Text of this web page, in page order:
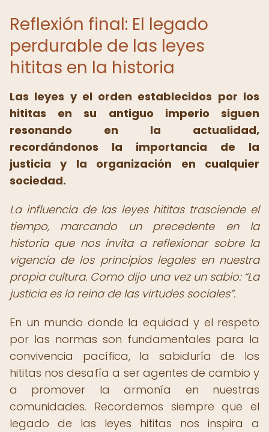
Reflexión final: El legado
perdurable de las leyes
hititas en la historia
Las leyes y el orden establecidos por los
hititas en su antiguo imperio siguen
resonando en la actualidad,
recordándonos la importancia de la
justicia y la organización en cualquier
sociedad.
La influencia de las leyes hititas trasciende el
tiempo, marcando un precedente en la
historia que nos invita a reflexionar sobre la
vigencia de los principios legales en nuestra
propia cultura. Como dijo una vez un sabio: La
justicia es la reina de las virtudes sociales .
En un mundo donde la equidad y el respeto
por las normas son fundamentales para la
convivencia pacífica, la sabiduría de los
hititas nos desafía a ser agentes de cambio y
a promover la armonía en nuestras
comunidades. Recordemos siempre que el
legado de las leyes hititas nos inspira a